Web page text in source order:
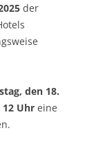
der
den 18.
Uhr eine